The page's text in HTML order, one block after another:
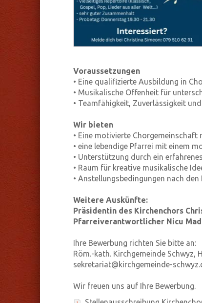
Voraussetzungen
• Eine qualifizierte Ausbildung in
• Musikalische Offenheit für
• Teamfähigkeit, Zuverlässigkeit
Wir bieten
• Eine motivierte
• eine lebendige Pfarrei mit einem
• Unterstützung durch ein
• Raum für kreative musikalische
• Anstellungsbedingungen nach
Weitere Auskünfte:
Präsidentin des Kirchenchors
Pfarreiverantwortlicher Nicu
Ihre Bewerbung richten Sie bitte an:
Röm.-kath. Kirchgemeinde Schwyz,
sekretariat@kirchgemeinde-
Wir freuen uns auf Ihre Bewerbung.